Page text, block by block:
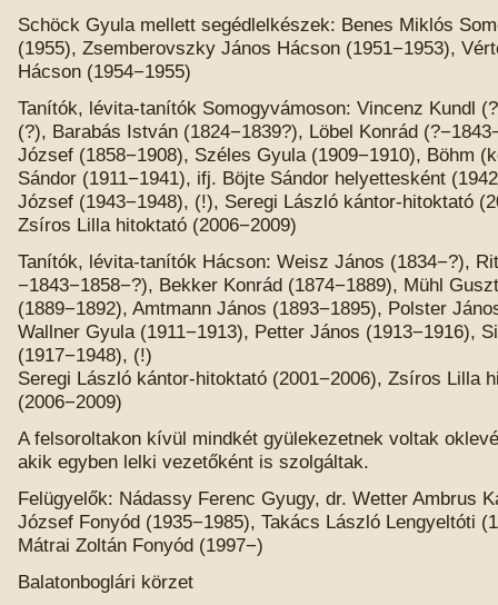
Schöck Gyula mellett segédlelkészek: Benes Miklós
(1955), Zsemberovszky János Hácson (1951−1953),
Hácson (1954−1955)
Tanítók, lévita-tanítók Somogyvámoson: Vincenz Kundl
(?), Barabás István (1824−1839?), Löbel Konrád
József (1858−1908), Széles Gyula (1909−1910), Böhm
Sándor (1911−1941), ifj. Böjte Sándor helyettesként
József (1943−1948), (!), Seregi László kántor-hitoktató
Zsíros Lilla hitoktató (2006−2009)
Tanítók, lévita-tanítók Hácson: Weisz János (1834−?),
−1843−1858−?), Bekker Konrád (1874−1889), Mühl
(1889−1892), Amtmann János (1893−1895), Polster
Wallner Gyula (1911−1913), Petter János (1913−1916),
(1917−1948), (!)
Seregi László kántor-hitoktató (2001−2006), Zsíros Lilla
(2006−2009)
A felsoroltakon kívül mindkét gyülekezetnek voltak
akik egyben lelki vezetőként is szolgáltak.
Felügyelők: Nádassy Ferenc Gyugy, dr. Wetter Ambrus
József Fonyód (1935−1985), Takács László Lengyeltóti
Mátrai Zoltán Fonyód (1997−)
Balatonboglári körzet